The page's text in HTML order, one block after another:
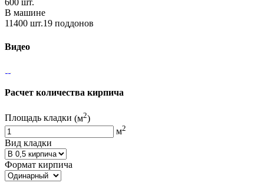
600 шт.
В машине
11400 шт.19 поддонов
Видео
Расчет количества кирпича
Площадь кладки (м2)
м2
Вид кладки
Формат кирпича